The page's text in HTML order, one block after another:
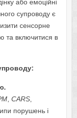
або емоційні
супроводу є
сенсорне
та включитися в
, CARS,
порушень і